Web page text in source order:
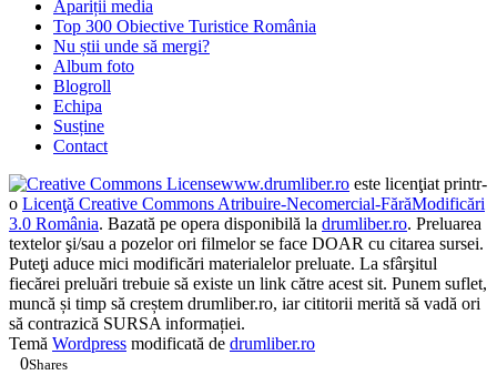
Apariții media
Top 300 Obiective Turistice România
Nu știi unde să mergi?
Album foto
Blogroll
Echipa
Susține
Contact
www.drumliber.ro este licenţiat printr-
o Licenţă Creative Commons Atribuire-Necomercial-FărăModificări
3.0 România. Bazată pe opera disponibilă la drumliber.ro. Preluarea
textelor şi/sau a pozelor ori filmelor se face DOAR cu citarea sursei.
Puteţi aduce mici modificări materialelor preluate. La sfârşitul
fiecărei preluări trebuie să existe un link către acest sit. Punem suflet,
muncă și timp să creștem drumliber.ro, iar cititorii merită să vadă ori
să contrazică SURSA informației.
Temă Wordpress modificată de drumliber.ro
0Shares